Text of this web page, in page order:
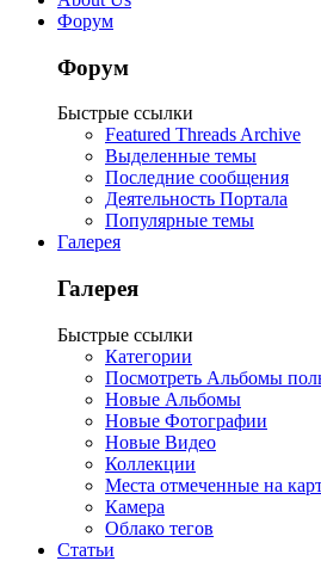
Форум
Форум
Быстрые ссылки
Featured Threads Archive
Выделенные темы
Последние сообщения
Деятельность Портала
Популярные темы
Галерея
Галерея
Быстрые ссылки
Категории
Посмотреть Альбомы
Новые Альбомы
Новые Фотографии
Новые Видео
Коллекции
Места отмеченные на
Камера
Облако тегов
Статьи